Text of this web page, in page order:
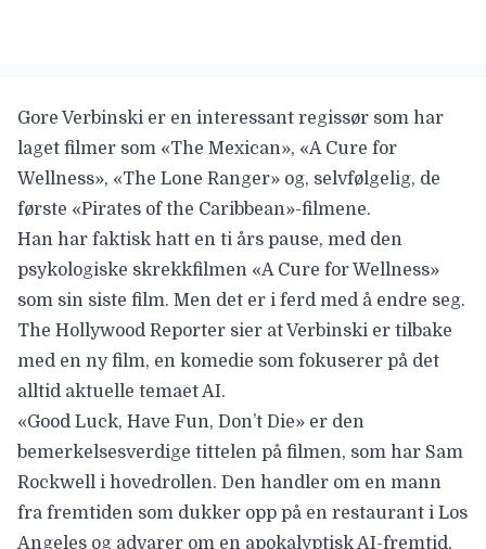
Gore Verbinski er en interessant regissør som har
laget filmer som «The Mexican», «A Cure for
Wellness», «The Lone Ranger» og, selvfølgelig, de
første «Pirates of the Caribbean»-filmene.
Han har faktisk hatt en ti års pause, med den
psykologiske skrekkfilmen «A Cure for Wellness»
som sin siste film. Men det er i ferd med å endre seg.
The Hollywood Reporter sier at Verbinski er tilbake
med en ny film, en komedie som fokuserer på det
alltid aktuelle temaet AI.
«Good Luck, Have Fun, Don’t Die» er den
bemerkelsesverdige tittelen på filmen, som har Sam
Rockwell i hovedrollen. Den handler om en mann
fra fremtiden som dukker opp på en restaurant i Los
Angeles og advarer om en apokalyptisk AI-fremtid,